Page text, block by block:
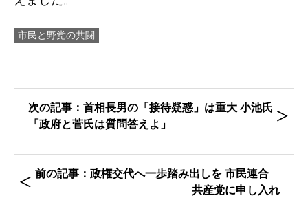
市民と野党の共闘
次の記事：首相長男の「接待疑惑」は重大 小池氏
「政府と菅氏は質問答えよ」
前の記事：政権交代へ一歩踏み出しを 市民連合
共産党に申し入れ